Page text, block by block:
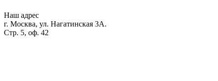
Наш адрес
г. Москва, ул. Нагатинская 3А.
Стр. 5, оф. 42